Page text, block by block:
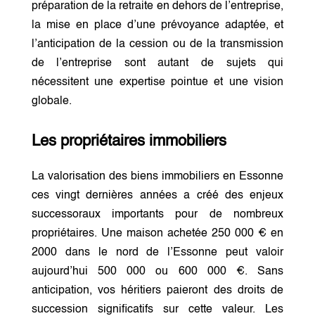
préparation de la retraite en dehors de l’entreprise,
la mise en place d’une prévoyance adaptée, et
l’anticipation de la cession ou de la transmission
de l’entreprise sont autant de sujets qui
nécessitent une expertise pointue et une vision
globale.
Les propriétaires immobiliers
La valorisation des biens immobiliers en Essonne
ces vingt dernières années a créé des enjeux
successoraux importants pour de nombreux
propriétaires. Une maison achetée 250 000 € en
2000 dans le nord de l’Essonne peut valoir
aujourd’hui 500 000 ou 600 000 €. Sans
anticipation, vos héritiers paieront des droits de
succession significatifs sur cette valeur. Les